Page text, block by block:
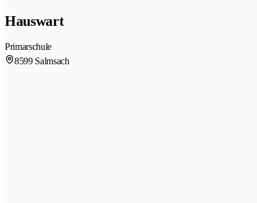
Hauswart
Primarschule
8599 Salmsach